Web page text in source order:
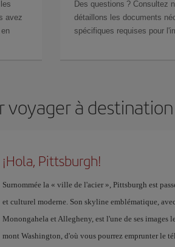
avez
Des questions ? Consultez
détaillons les documents
spécifiques requises pour
à
¡Hola, Pittsburgh!
Surnommée la « ville de l'acier », Pittsburgh est
et culturel moderne. Son skyline emblématique,
Monongahela et Allegheny, est l'une de ses images
mont Washington, d'où vous pourrez emprunter le